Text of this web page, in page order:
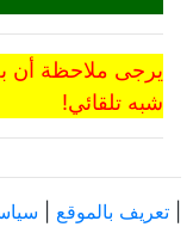
يرجى ملاحظة أن
شبه تلقائي!
تعريف بالموقع